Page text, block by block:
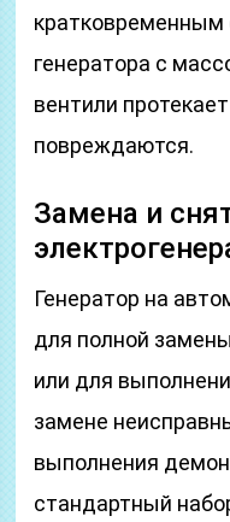
генератора с
вентили
повреждаются.
Замена и
Генератор на
для полной
или для
замене
выполнения
стандартный